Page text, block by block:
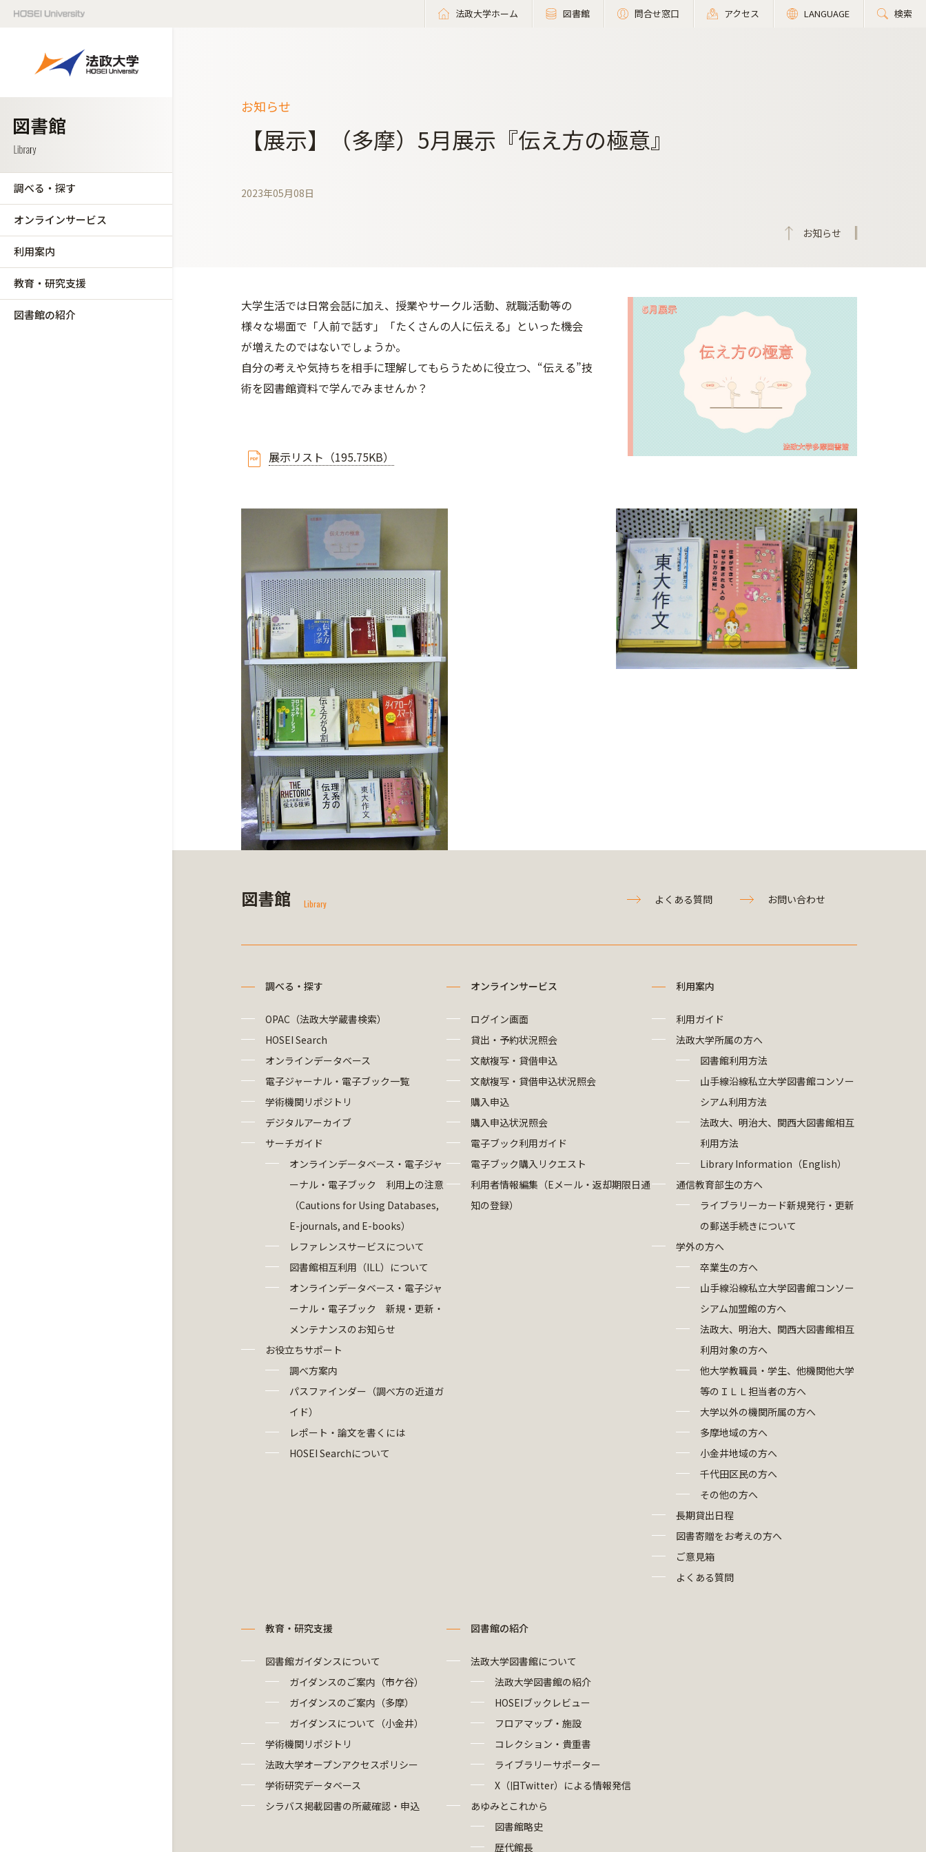
法政大学ホーム 図書館 問合せ窓口 アクセス LANGUAGE 検索
調べる・探す
オンラインサービス
利用案内
教育・研究支援
図書館の紹介
お知らせ
【展示】（多摩）5月展示『伝え方の極意』
2023年05月08日
お知らせ
大学生活では日常会話に加え、授業やサークル活動、就職活動等の
様々な場面で「人前で話す」「たくさんの人に伝える」といった機会
が増えたのではないでしょうか。
自分の考えや気持ちを相手に理解してもらうために役立つ、“伝える”技
術を図書館資料で学んでみませんか？
展示リスト（195.75KB）
図書館 Library よくある質問 お問い合わせ
調べる・探す
OPAC（法政大学蔵書検索）
HOSEI Search
オンラインデータベース
電子ジャーナル・電子ブック一覧
学術機関リポジトリ
デジタルアーカイブ
サーチガイド
オンラインデータベース・電子ジャ
ーナル・電子ブック 利用上の注意
（Cautions for Using Databases,
E-journals, and E-books）
レファレンスサービスについて
図書館相互利用（ILL）について
オンラインデータベース・電子ジャ
ーナル・電子ブック 新規・更新・
メンテナンスのお知らせ
お役立ちサポート
調べ方案内
パスファインダー（調べ方の近道ガ
イド）
レポート・論文を書くには
HOSEI Searchについて
オンラインサービス
ログイン画面
貸出・予約状況照会
文献複写・貸借申込
文献複写・貸借申込状況照会
購入申込
購入申込状況照会
電子ブック利用ガイド
電子ブック購入リクエスト
利用者情報編集（Eメール・返却期限日通
知の登録）
利用案内
利用ガイド
法政大学所属の方へ
図書館利用方法
山手線沿線私立大学図書館コンソー
シアム利用方法
法政大、明治大、関西大図書館相互
利用方法
Library Information（English）
通信教育部生の方へ
ライブラリーカード新規発行・更新
の郵送手続きについて
学外の方へ
卒業生の方へ
山手線沿線私立大学図書館コンソー
シアム加盟館の方へ
法政大、明治大、関西大図書館相互
利用対象の方へ
他大学教職員・学生、他機関他大学
等のＩＬＬ担当者の方へ
大学以外の機関所属の方へ
多摩地域の方へ
小金井地域の方へ
千代田区民の方へ
その他の方へ
長期貸出日程
図書寄贈をお考えの方へ
ご意見箱
よくある質問
教育・研究支援
図書館ガイダンスについて
ガイダンスのご案内（市ケ谷）
ガイダンスのご案内（多摩）
ガイダンスについて（小金井）
学術機関リポジトリ
法政大学オープンアクセスポリシー
学術研究データベース
シラバス掲載図書の所蔵確認・申込
図書館の紹介
法政大学図書館について
法政大学図書館の紹介
HOSEIブックレビュー
フロアマップ・施設
コレクション・貴重書
ライブラリーサポーター
X（旧Twitter）による情報発信
あゆみとこれから
図書館略史
歴代館長